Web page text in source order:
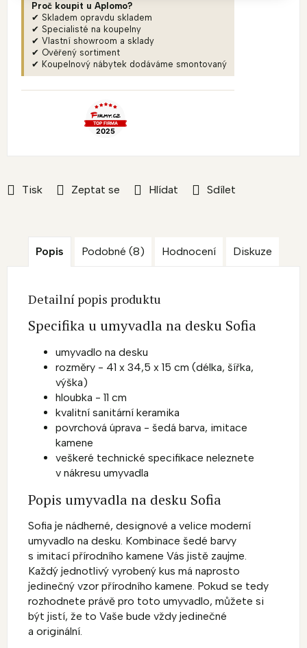
Tisk Zeptat se Hlídat Sdílet
Proč koupit u Aplomo?
✔ Skladem opravdu skladem
✔ Specialisté na koupelny
✔ Vlastní showroom a sklady
✔ Ověřený sortiment
✔ Koupelnový nábytek dodáváme smontovaný
Popis Podobné (8) Hodnocení Diskuze
Detailní popis produktu
Specifika u umyvadla na desku Sofia
umyvadlo na desku
rozměry - 41 x 34,5 x 15 cm (délka, šířka,
výška)
hloubka - 11 cm
kvalitní sanitární keramika
povrchová úprava - šedá barva, imitace
kamene
veškeré technické specifikace neleznete
v nákresu umyvadla
Popis umyvadla na desku Sofia
Sofia je nádherné, designové a velice moderní
umyvadlo na desku. Kombinace šedé barvy
s imitací přírodního kamene Vás jistě zaujme.
Každý jednotlivý vyrobený kus má naprosto
jedinečný vzor přírodního kamene. Pokud se tedy
rozhodnete právě pro toto umyvadlo, můžete si
být jistí, že to Vaše bude vždy jedinečné
a originální.